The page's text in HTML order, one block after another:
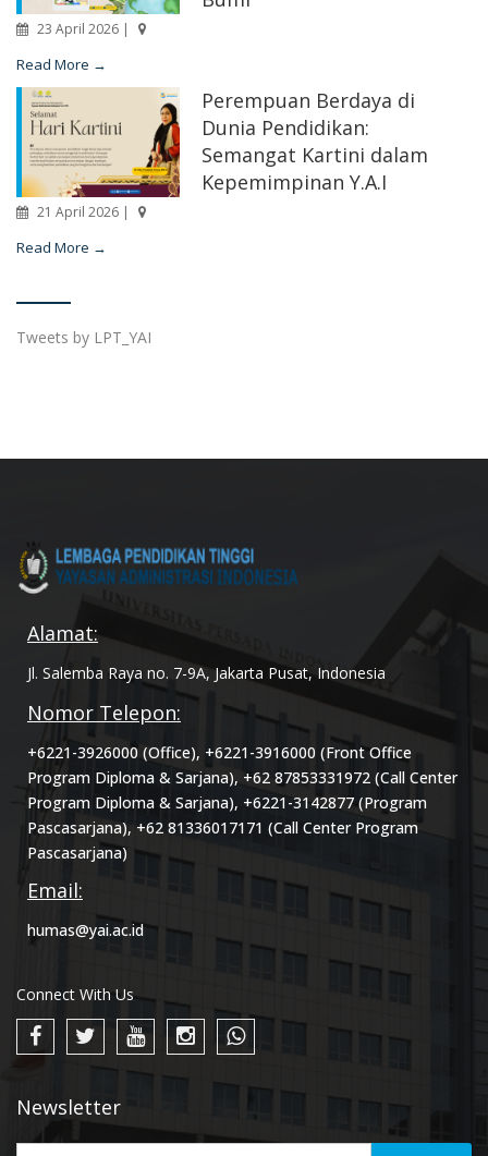
23 April 2026 |
Read More →
Perempuan Berdaya di
Dunia Pendidikan:
Semangat Kartini dalam
Kepemimpinan Y.A.I
21 April 2026 |
Read More →
Tweets by LPT_YAI
Alamat:
Jl. Salemba Raya no. 7-9A, Jakarta Pusat, Indonesia
Nomor Telepon:
+6221-3926000 (Office), +6221-3916000 (Front Office
Program Diploma & Sarjana), +62 87853331972 (Call Center
Program Diploma & Sarjana), +6221-3142877 (Program
Pascasarjana), +62 81336017171 (Call Center Program
Pascasarjana)
Email:
humas@yai.ac.id
Connect With Us
Newsletter